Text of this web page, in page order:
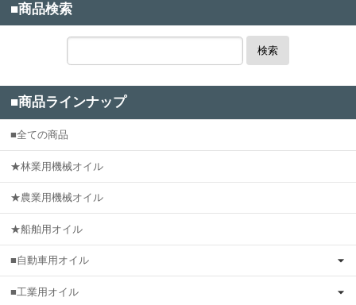
■商品検索
検索
■商品ラインナップ
■全ての商品
★林業用機械オイル
★農業用機械オイル
★船舶用オイル
■自動車用オイル
■工業用オイル